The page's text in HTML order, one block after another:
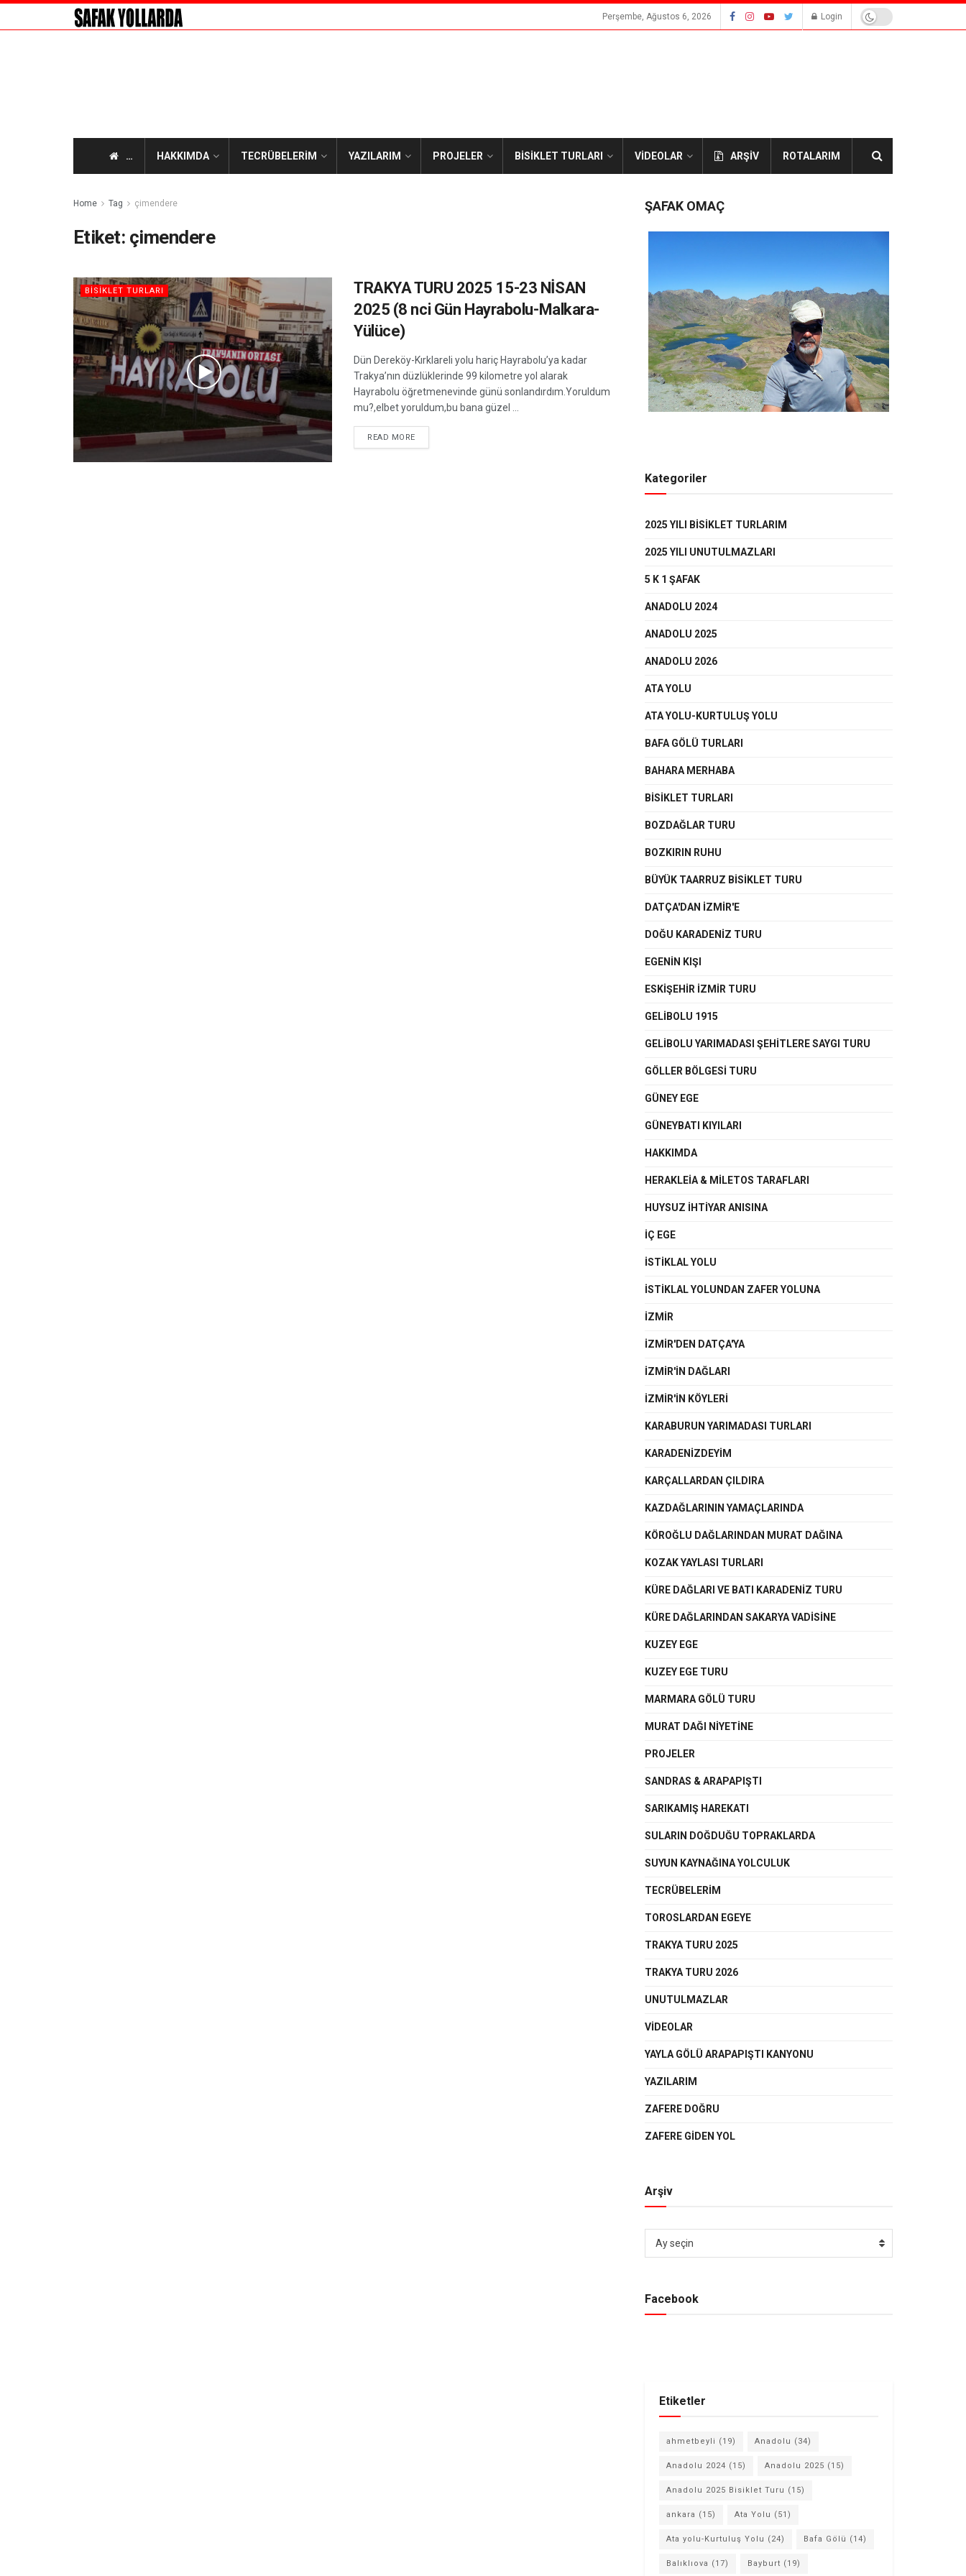
Perşembe, Ağustos 6, 2026 Login
… HAKKIMDA TECRÜBELERİM YAZILARIM PROJELER BİSİKLET TURLARI VIDEOLAR ARŞİV ROTALARIM
Home Tag çimendere
Etiket: çimendere
BİSİKLET TURLARI
TRAKYA TURU 2025 15-23 NİSAN
2025 (8 nci Gün Hayrabolu-Malkara-
Yülüce)
Dün Dereköy-Kırklareli yolu hariç Hayrabolu’ya kadar
Trakya’nın düzlüklerinde 99 kilometre yol alarak
Hayrabolu öğretmenevinde günü sonlandırdım.Yoruldum
mu?,elbet yoruldum,bu bana güzel ...
READ MORE
ŞAFAK OMAÇ
Kategoriler
2025 YILI BISIKLET TURLARIM
2025 YILI UNUTULMAZLARI
5 K 1 ŞAFAK
ANADOLU 2024
ANADOLU 2025
ANADOLU 2026
ATA YOLU
ATA YOLU-KURTULUŞ YOLU
BAFA GÖLÜ TURLARI
BAHARA MERHABA
BİSİKLET TURLARI
BOZDAĞLAR TURU
BOZKIRIN RUHU
BÜYÜK TAARRUZ BİSİKLET TURU
DATÇA'DAN İZMİR'E
DOĞU KARADENİZ TURU
EGENIN KIŞI
ESKİŞEHİR İZMİR TURU
GELİBOLU 1915
GELİBOLU YARIMADASI ŞEHİTLERE SAYGI TURU
GÖLLER BÖLGESİ TURU
GÜNEY EGE
GÜNEYBATI KIYILARI
HAKKIMDA
HERAKLEİA & MİLETOS TARAFLARI
HUYSUZ İHTİYAR ANISINA
İÇ EGE
İSTIKLAL YOLU
ISTIKLAL YOLUNDAN ZAFER YOLUNA
İZMİR
İZMİR'DEN DATÇA'YA
İZMIR'IN DAĞLARI
İZMIR'IN KÖYLERI
KARABURUN YARIMADASI TURLARI
KARADENİZDEYİM
KARÇALLARDAN ÇILDIRA
KAZDAĞLARININ YAMAÇLARINDA
KÖROĞLU DAĞLARINDAN MURAT DAĞINA
KOZAK YAYLASI TURLARI
KÜRE DAĞLARI VE BATI KARADENİZ TURU
KÜRE DAĞLARINDAN SAKARYA VADİSİNE
KUZEY EGE
KUZEY EGE TURU
MARMARA GÖLÜ TURU
MURAT DAĞI NİYETİNE
PROJELER
SANDRAS & ARAPAPIŞTI
SARIKAMIŞ HAREKATI
SULARIN DOĞDUĞU TOPRAKLARDA
SUYUN KAYNAĞINA YOLCULUK
TECRÜBELERİM
TOROSLARDAN EGEYE
TRAKYA TURU 2025
TRAKYA TURU 2026
UNUTULMAZLAR
VIDEOLAR
YAYLA GÖLÜ ARAPAPIŞTI KANYONU
YAZILARIM
ZAFERE DOĞRU
ZAFERE GIDEN YOL
Arşiv
Arşiv
Ay seçin
Facebook
Etiketler
ahmetbeyli (19) Anadolu (34)
Anadolu 2024 (15) Anadolu 2025 (15)
Anadolu 2025 Bisiklet Turu (15)
ankara (15) Ata Yolu (51)
Ata yolu-Kurtuluş Yolu (24) Bafa Gölü (14)
Balıklıova (17) Bayburt (19)